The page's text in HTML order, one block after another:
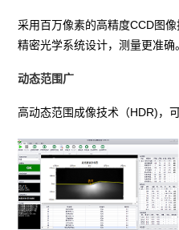
采用百万像素的高精度CCD图
精密光学系统设计，测量更准确
动态范围广
高动态范围成像技术（HDR)，